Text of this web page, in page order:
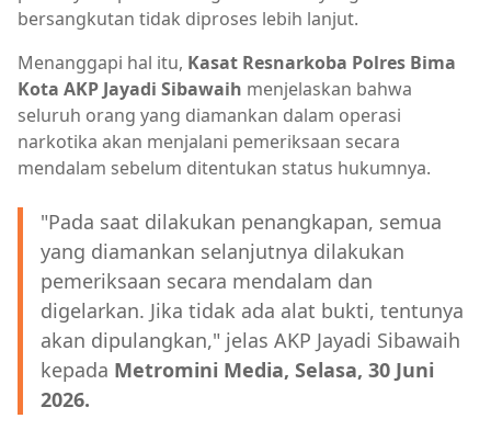
bersangkutan tidak diproses lebih lanjut.
Menanggapi hal itu, Kasat Resnarkoba Polres Bima
Kota AKP Jayadi Sibawaih menjelaskan bahwa
seluruh orang yang diamankan dalam operasi
narkotika akan menjalani pemeriksaan secara
mendalam sebelum ditentukan status hukumnya.
"Pada saat dilakukan penangkapan, semua
yang diamankan selanjutnya dilakukan
pemeriksaan secara mendalam dan
digelarkan. Jika tidak ada alat bukti, tentunya
akan dipulangkan," jelas AKP Jayadi Sibawaih
kepada Metromini Media, Selasa, 30 Juni
2026.